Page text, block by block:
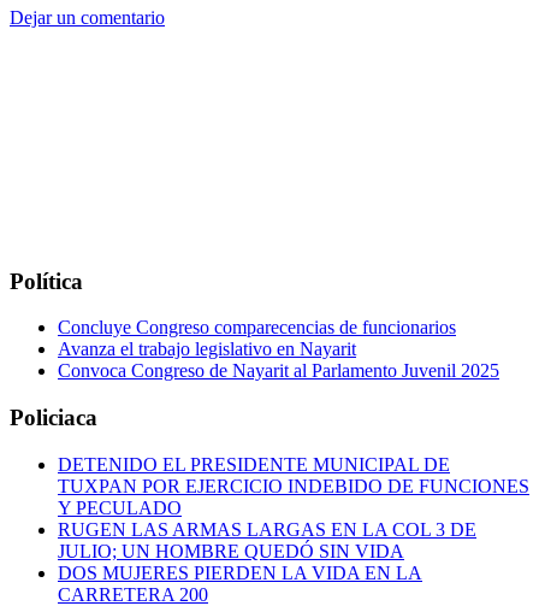
Dejar un comentario
Política
Concluye Congreso comparecencias de funcionarios
Avanza el trabajo legislativo en Nayarit
Convoca Congreso de Nayarit al Parlamento Juvenil 2025
Policiaca
DETENIDO EL PRESIDENTE MUNICIPAL DE
TUXPAN POR EJERCICIO INDEBIDO DE FUNCIONES
Y PECULADO
RUGEN LAS ARMAS LARGAS EN LA COL 3 DE
JULIO; UN HOMBRE QUEDÓ SIN VIDA
DOS MUJERES PIERDEN LA VIDA EN LA
CARRETERA 200